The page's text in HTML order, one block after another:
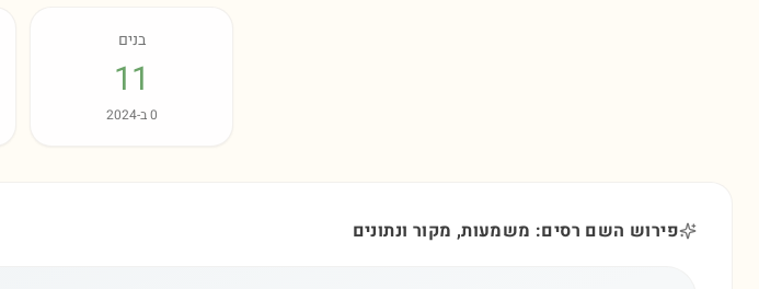
בנים
11
0ב-2024
פירוש השם רסים: משמעות, מקור ונתונים